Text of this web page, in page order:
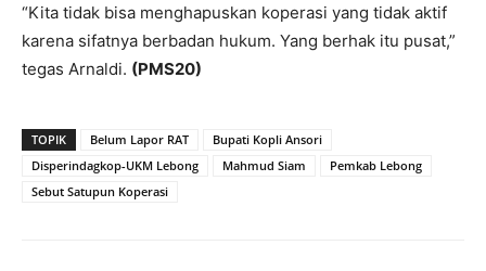
“Kita tidak bisa menghapuskan koperasi yang tidak aktif
karena sifatnya berbadan hukum. Yang berhak itu pusat,”
tegas Arnaldi. (PMS20)
TOPIK Belum Lapor RAT
Bupati Kopli Ansori
Disperindagkop-UKM Lebong
Mahmud Siam
Pemkab Lebong
Sebut Satupun Koperasi